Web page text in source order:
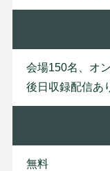
会場150名、オ
後日収録配信あ
無料